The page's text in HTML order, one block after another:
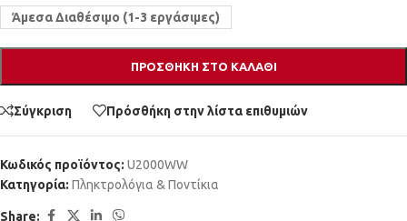
Άμεσα Διαθέσιμο (1-3 εργάσιμες)
ΠΡΟΣΘΉΚΗ ΣΤΟ ΚΑΛΆΘΙ
Σύγκριση Πρόσθήκη στην λίστα επιθυμιών
Κωδικός προϊόντος: U2000WW
Κατηγορία: Πληκτρολόγια & Ποντίκια
Share: